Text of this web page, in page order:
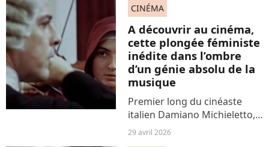
temps à consommer ce que
l'on déteste : on appelle cela
du hate-watch...
CINÉMA
A découvrir au cinéma,
cette plongée féministe
inédite dans l’ombre
d’un génie absolu de la
musique
Premier long du cinéaste
italien Damiano Michieletto,
metteur en scène d’opéras
29 avril 2026